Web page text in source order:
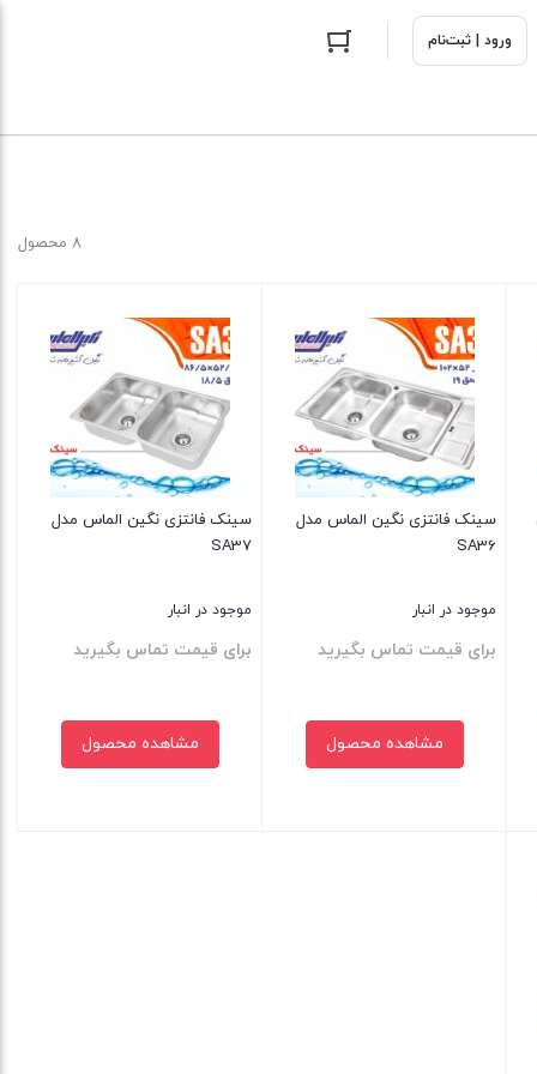
ورود | ثبت‌نام
8 محصول
سینک فانتزی نگین الماس مدل
SA36
موجود در انبار
برای قیمت تماس بگیرید
مشاهده محصول
سینک فانتزی نگین الماس مدل
SA37
موجود در انبار
برای قیمت تماس بگیرید
مشاهده محصول